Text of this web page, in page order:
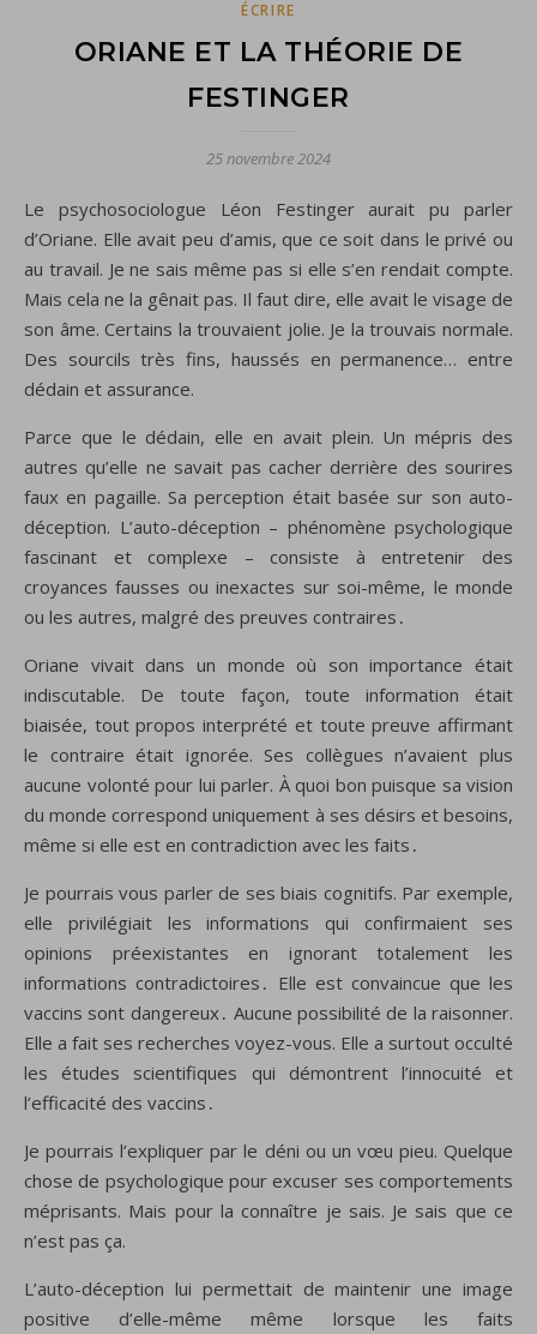
ÉCRIRE
ORIANE ET LA THÉORIE DE
FESTINGER
25 novembre 2024
Le psychosociologue Léon Festinger aurait pu parler
d’Oriane. Elle avait peu d’amis, que ce soit dans le privé ou
au travail. Je ne sais même pas si elle s’en rendait compte.
Mais cela ne la gênait pas. Il faut dire, elle avait le visage de
son âme. Certains la trouvaient jolie. Je la trouvais normale.
Des sourcils très fins, haussés en permanence… entre
dédain et assurance.
Parce que le dédain, elle en avait plein. Un mépris des
autres qu’elle ne savait pas cacher derrière des sourires
faux en pagaille. Sa perception était basée sur son auto-
déception. L’auto-déception – phénomène psychologique
fascinant et complexe – consiste à entretenir des
croyances fausses ou inexactes sur soi-même, le monde
ou les autres, malgré des preuves contraires․
Oriane vivait dans un monde où son importance était
indiscutable. De toute façon, toute information était
biaisée, tout propos interprété et toute preuve affirmant
le contraire était ignorée. Ses collègues n’avaient plus
aucune volonté pour lui parler. À quoi bon puisque sa vision
du monde correspond uniquement à ses désirs et besoins,
même si elle est en contradiction avec les faits․
Je pourrais vous parler de ses biais cognitifs. Par exemple,
elle privilégiait les informations qui confirmaient ses
opinions préexistantes en ignorant totalement les
informations contradictoires․ Elle est convaincue que les
vaccins sont dangereux․ Aucune possibilité de la raisonner.
Elle a fait ses recherches voyez-vous. Elle a surtout occulté
les études scientifiques qui démontrent l’innocuité et
l’efficacité des vaccins․
Je pourrais l’expliquer par le déni ou un vœu pieu. Quelque
chose de psychologique pour excuser ses comportements
méprisants. Mais pour la connaître je sais. Je sais que ce
n’est pas ça.
L’auto-déception lui permettait de maintenir une image
positive d’elle-même même lorsque les faits